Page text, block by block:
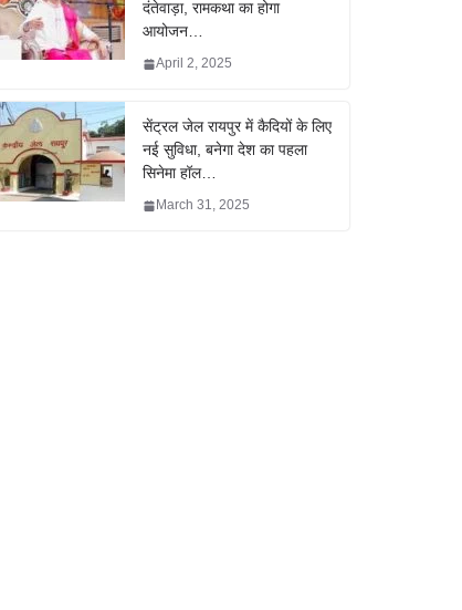
दंतेवाड़ा, रामकथा का होगा
आयोजन…
April 2, 2025
सेंट्रल जेल रायपुर में कैदियों के लिए
नई सुविधा, बनेगा देश का पहला
सिनेमा हॉल…
March 31, 2025